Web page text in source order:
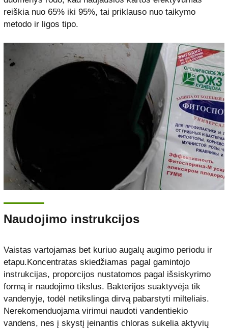
reiškia nuo 65% iki 95%, tai priklauso nuo taikymo
metodo ir ligos tipo.
Naudojimo instrukcijos
Vaistas vartojamas bet kuriuo augalų augimo periodu ir
etapu.Koncentratas skiedžiamas pagal gamintojo
instrukcijas, proporcijos nustatomos pagal išsiskyrimo
formą ir naudojimo tikslus. Bakterijos suaktyvėja tik
vandenyje, todėl netikslinga dirvą pabarstyti milteliais.
Nerekomenduojama virimui naudoti vandentiekio
vandens, nes į skystį įeinantis chloras sukelia aktyvių